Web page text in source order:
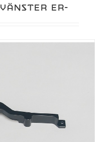
ER-